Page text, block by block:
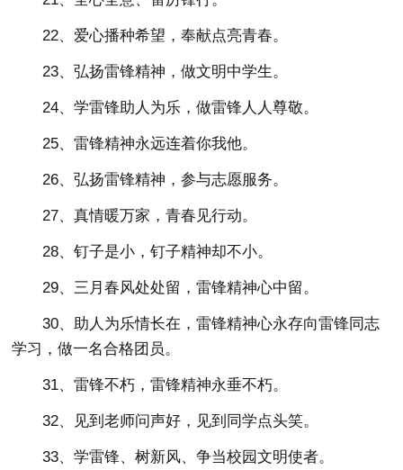
22、爱心播种希望，奉献点亮青春。
23、弘扬雷锋精神，做文明中学生。
24、学雷锋助人为乐，做雷锋人人尊敬。
25、雷锋精神永远连着你我他。
26、弘扬雷锋精神，参与志愿服务。
27、真情暖万家，青春见行动。
28、钉子是小，钉子精神却不小。
29、三月春风处处留，雷锋精神心中留。
30、助人为乐情长在，雷锋精神心永存向雷锋同志
学习，做一名合格团员。
31、雷锋不朽，雷锋精神永垂不朽。
32、见到老师问声好，见到同学点头笑。
33、学雷锋、树新风、争当校园文明使者。